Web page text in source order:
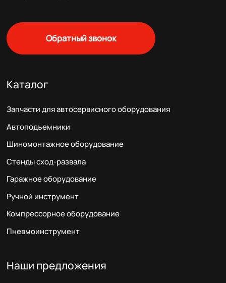
Обратный звонок
Каталог
Запчасти для автосервисного оборудования
Автоподъемники
Шиномонтажное оборудование
Стенды сход-развала
Гаражное оборудование
Ручной инструмент
Компрессорное оборудование
Пневмоинструмент
Наши предложения